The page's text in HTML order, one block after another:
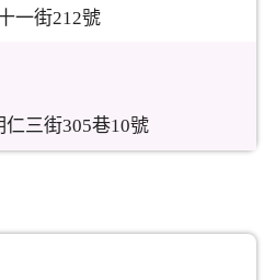
一街212號
三街305巷10號